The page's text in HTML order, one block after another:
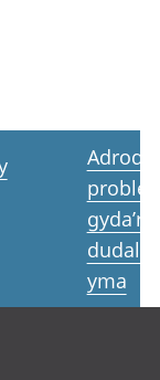
Adrodd
gyda’r
yma